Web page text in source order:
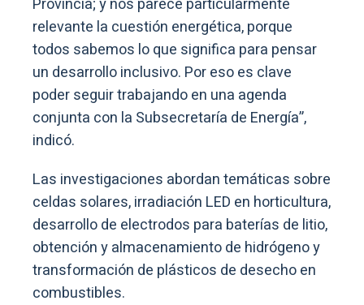
relevante la cuestión energética, porque
todos sabemos lo que significa para pensar
un desarrollo inclusivo. Por eso es clave
poder seguir trabajando en una agenda
conjunta con la Subsecretaría de Energía”,
indicó.
Las investigaciones abordan temáticas sobre
celdas solares, irradiación LED en horticultura,
desarrollo de electrodos para baterías de litio,
obtención y almacenamiento de hidrógeno y
transformación de plásticos de desecho en
combustibles.